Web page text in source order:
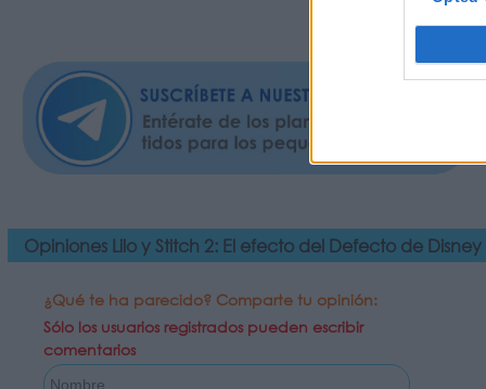
Opiniones Lilo y Stitch 2: El efecto del Defecto de Disney
¿Qué te ha parecido? Comparte tu opinión:
Sólo los usuarios registrados pueden escribir
comentarios